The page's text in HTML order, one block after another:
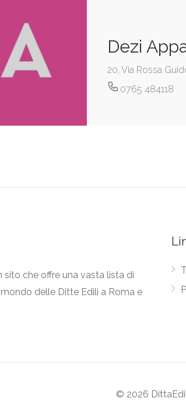
Dezi
20, Via Rossa
0765 484118
sito che offre una vasta lista di
delle Ditte Edili a Roma e
© 2026